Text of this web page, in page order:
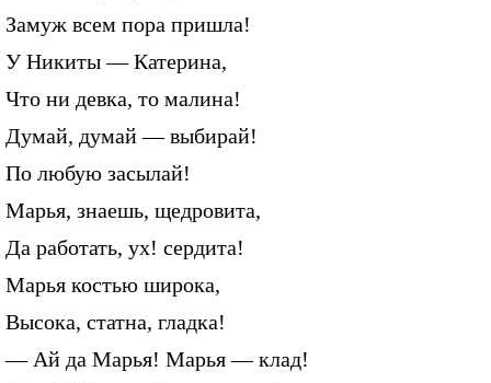
Замуж всем пора пришла!
У Никиты — Катерина,
Что ни девка, то малина!
Думай, думай — выбирай!
По любую засылай!
Марья, знаешь, щедровита,
Да работать, ух! сердита!
Марья костью широка,
Высока, статна, гладка!
— Ай да Марья! Марья — клад!